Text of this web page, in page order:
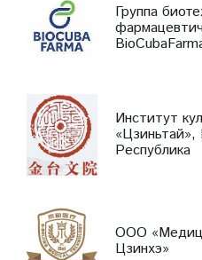
Группа
Институт
Республика
ООО
Цзинхэ»